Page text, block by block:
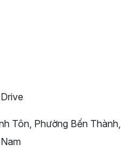
Tôn, Phường Bến Thành,